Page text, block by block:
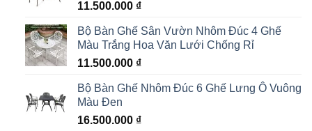
11.500.000 ₫
Bộ Bàn Ghế Sân Vườn Nhôm Đúc 4 Ghế
Màu Trắng Hoa Văn Lưới Chống Rỉ
11.500.000 ₫
Bộ Bàn Ghế Nhôm Đúc 6 Ghế Lưng Ô Vuông
Màu Đen
16.500.000 ₫